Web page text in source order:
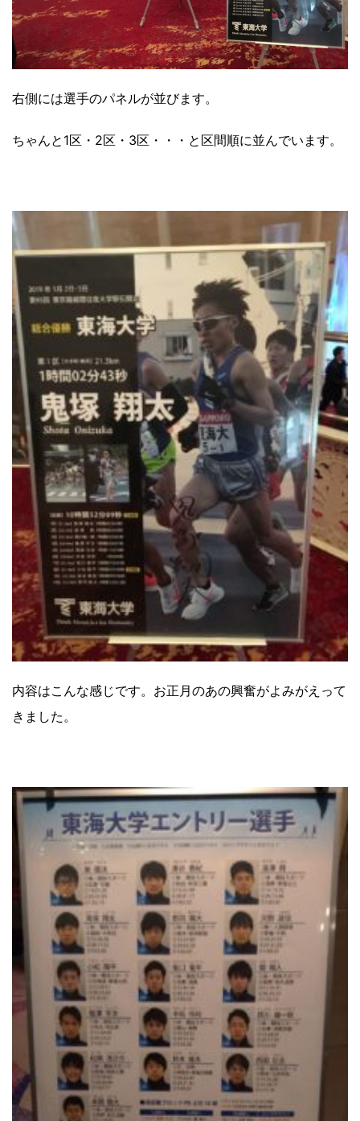
右側には選手のパネルが並びます。
ちゃんと1区・2区・3区・・・と区間順に並んでいます。
内容はこんな感じです。お正月のあの興奮がよみがえって
きました。